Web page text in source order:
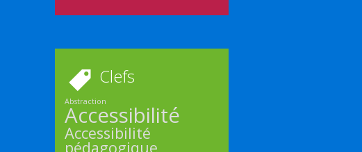
Clefs
Abstraction
Accessibilité
Accessibilité
pédagogique